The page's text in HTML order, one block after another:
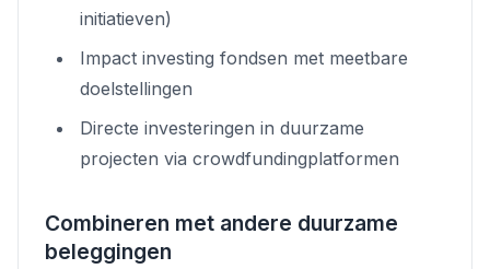
initiatieven)
Impact investing fondsen met meetbare
doelstellingen
Directe investeringen in duurzame
projecten via crowdfundingplatformen
Combineren met andere duurzame
beleggingen